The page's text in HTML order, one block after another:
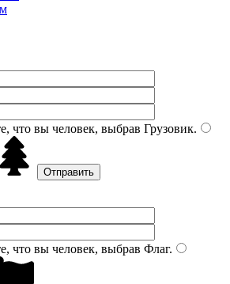
что вы человек, выбрав Грузовик.
что вы человек, выбрав Флаг.